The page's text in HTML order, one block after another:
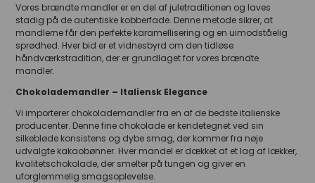
Vores brændte mandler er en del af juletraditionen og laves
stadig på de autentiske kobberfade. Denne metode sikrer, at
mandlerne får den perfekte karamellisering og en uimodståelig
sprødhed. Hver bid er et vidnesbyrd om den tidløse
håndværkstradition, der er grundlaget for vores brændte
mandler.
Chokolademandler – Italiensk Elegance
Vi importerer chokolademandler fra en af de bedste italienske
producenter. Denne fine chokolade er kendetegnet ved sin
silkebløde konsistens og dybe smag, der kommer fra nøje
udvalgte kakaobønner. Hver mandel er dækket af et lag af lækker,
kvalitetschokolade, der smelter på tungen og giver en
uforglemmelig smagsoplevelse.